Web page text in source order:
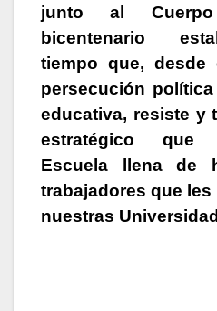
junto al
bicentenario
tiempo que, desde
persecución
educativa, resiste y
estratégico que
Escuela llena de
trabajadores que
nuestras